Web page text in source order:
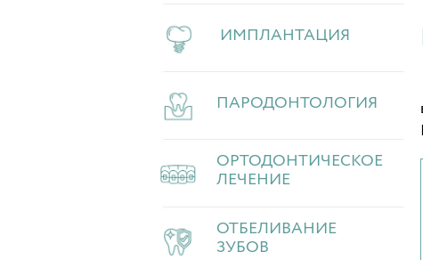
ИМПЛАНТАЦИЯ
ПАРОДОНТОЛОГИЯ
ОРТОДОНТИЧЕСКОЕ
ЛЕЧЕНИЕ
ОТБЕЛИВАНИЕ
ЗУБОВ